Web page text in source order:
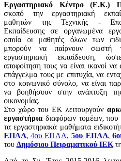
Εργαστηριακό Κέντρο (Ε.Κ.)
σκοπό την εργαστηριακή
μαθητών της Τεχνικής -
Εκπαίδευσης σε οργανωμένα
οποία οι μαθητές όλων των
μπορούν να παίρνουν σωστή
εργαστηριακή εκπαίδευση,
αποφοίτηση τους να είναι ικανοί
επάγγελμα τους με επιτυχία, να
στο κοινωνικό σύνολο, να είναι
να βοηθήσουν στην ανάπτυξη
οικονομίας.
Στο χώρο του ΕΚ λειτουργούν
εργαστήρια διαφόρων τομέων, που
τα εργαστηριακά μαθήματα
ΕΠΑΛ,4ου ΕΠΑΛ,5ου ΕΠΑΛ,
του Δημόσιου Πειραματικού ΙΕΚ